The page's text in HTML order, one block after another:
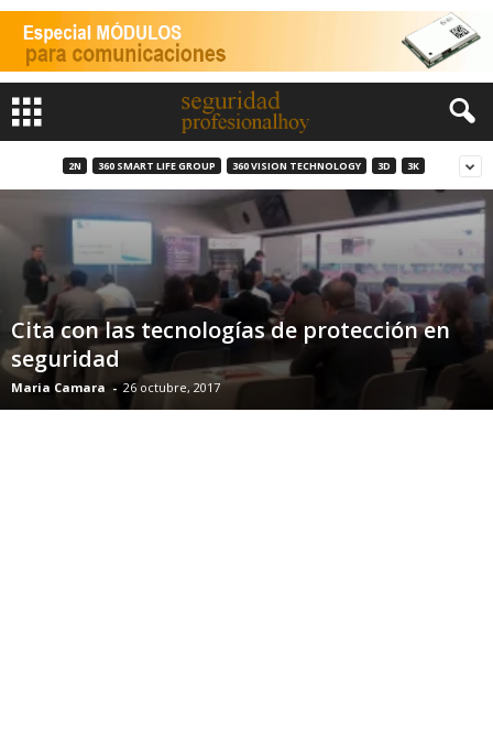
2N 360 SMART LIFE GROUP 360 VISION TECHNOLOGY 3D 3K
Cita con las tecnologías de protección en
seguridad
Maria Camara - 26 octubre, 2017